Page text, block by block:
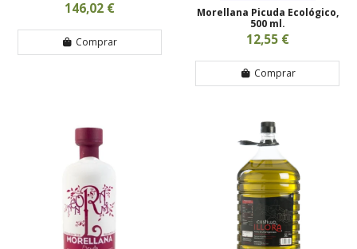
146,02 €
Comprar
Morellana Picuda Ecológico,
500 ml.
12,55 €
Comprar